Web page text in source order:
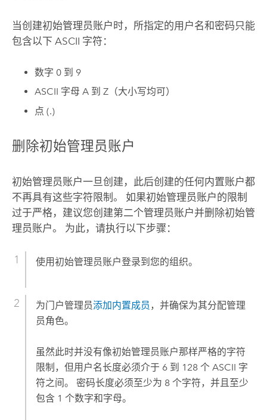
当创建初始管理员账户时，所指定的用户名和密码只能
包含以下 ASCII 字符：
数字 0 到 9
ASCII 字母 A 到 Z（大小写均可）
点 (.)
删除初始管理员账户
初始管理员账户一旦创建，此后创建的任何内置账户都
不再具有这些字符限制。 如果初始管理员账户的限制
过于严格，建议您创建第二个管理员账户并删除初始管
理员账户。 为此，请执行以下步骤：
使用初始管理员账户登录到您的组织。
为门户管理员添加内置成员 ，并确保为其分配管理
员角色。
虽然此时并没有像初始管理员账户那样严格的字符
限制，但用户名长度必须介于 6 到 128 个 ASCII 字
符之间。 密码长度必须至少为 8 个字符，并且至少
包含 1 个数字和字母。